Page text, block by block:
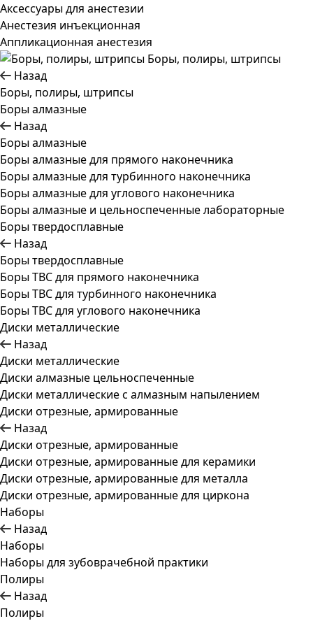
Аксессуары для анестезии
Анестезия инъекционная
Аппликационная анестезия
Боры, полиры, штрипсы
Назад
Боры, полиры, штрипсы
Боры алмазные
Назад
Боры алмазные
Боры алмазные для прямого наконечника
Боры алмазные для турбинного наконечника
Боры алмазные для углового наконечника
Боры алмазные и цельноспеченные лабораторные
Боры твердосплавные
Назад
Боры твердосплавные
Боры ТВС для прямого наконечника
Боры ТВС для турбинного наконечника
Боры ТВС для углового наконечника
Диски металлические
Назад
Диски металлические
Диски алмазные цельноспеченные
Диски металлические с алмазным напылением
Диски отрезные, армированные
Назад
Диски отрезные, армированные
Диски отрезные, армированные для керамики
Диски отрезные, армированные для металла
Диски отрезные, армированные для циркона
Наборы
Назад
Наборы
Наборы для зубоврачебной практики
Полиры
Назад
Полиры